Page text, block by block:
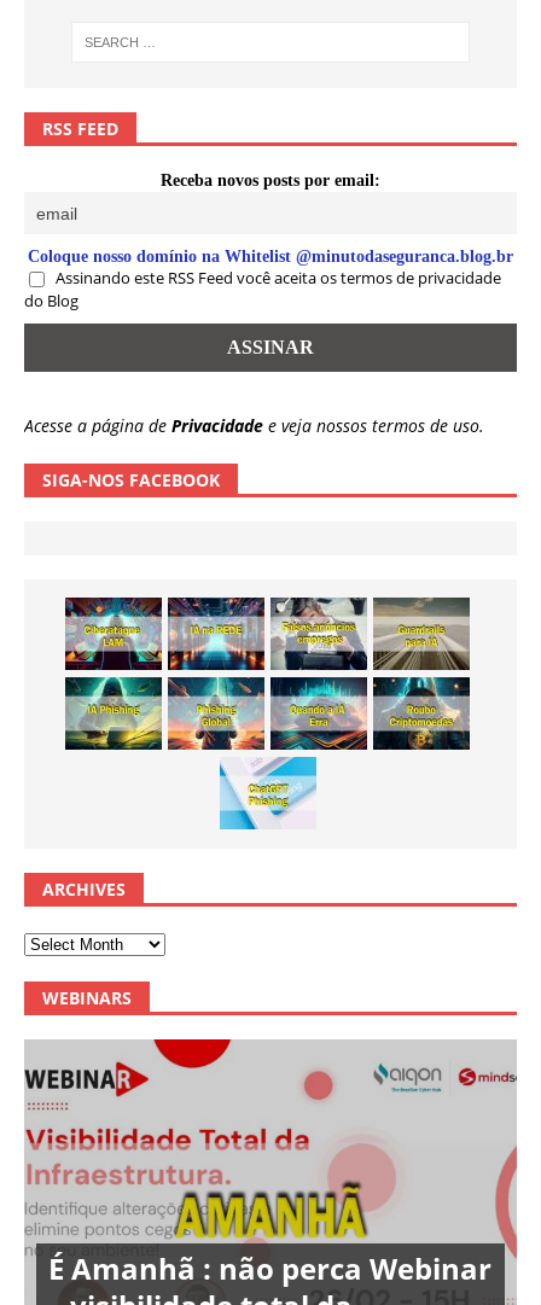
RSS FEED
Receba novos posts por email:
Coloque nosso domínio na Whitelist @minutodaseguranca.blog.br
Assinando este RSS Feed você aceita os termos de privacidade
do Blog
Acesse a página de Privacidade e veja nossos termos de uso.
SIGA-NOS FACEBOOK
ARCHIVES
WEBINARS
É Amanhã : não perca Webinar